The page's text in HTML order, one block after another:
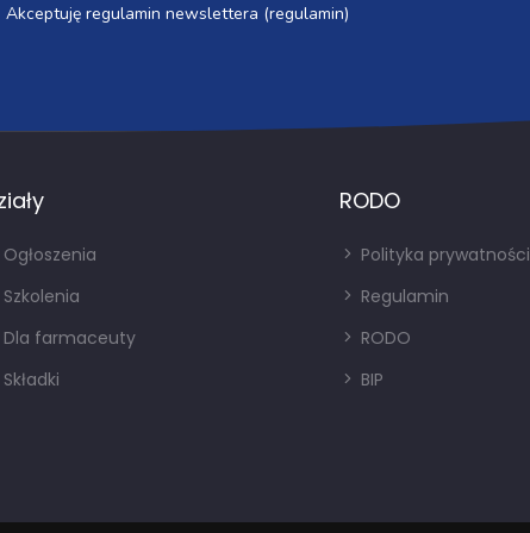
Akceptuję regulamin newslettera (regulamin)
Ogłoszenia
Szkolenia
Dla farmaceuty
Składki
RODO
Polityka prywatności
Regulamin
RODO
BIP